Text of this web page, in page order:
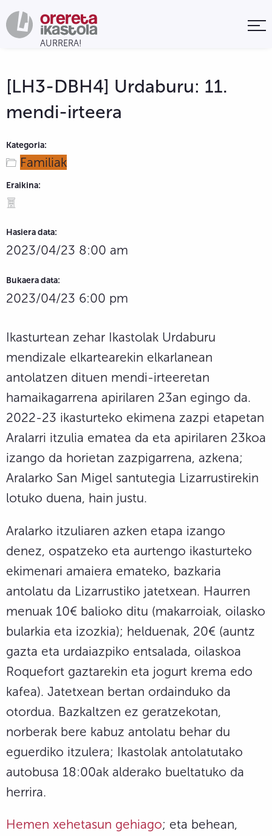
[LH3-DBH4] Urdaburu: 11.
mendi-irteera
Kategoria:
Familiak
Eraikina:
Hasiera data:
2023/04/23 8:00 am
Bukaera data:
2023/04/23 6:00 pm
Ikasturtean zehar Ikastolak Urdaburu
mendizale elkartearekin elkarlanean
antolatzen dituen mendi-irteeretan
hamaikagarrena apirilaren 23an egingo da.
2022-23 ikasturteko ekimena zazpi etapetan
Aralarri itzulia ematea da eta apirilaren 23koa
izango da horietan zazpigarrena, azkena;
Aralarko San Migel santutegia Lizarrustirekin
lotuko duena, hain justu.
Aralarko itzuliaren azken etapa izango
denez, ospatzeko eta aurtengo ikasturteko
ekimenari amaiera emateko, bazkaria
antolatu da Lizarrustiko jatetxean. Haurren
menuak 10€ balioko ditu (makarroiak, oilasko
bularkia eta izozkia); helduenak, 20€ (auntz
gazta eta urdaiazpiko entsalada, oilaskoa
Roquefort gaztarekin eta jogurt krema edo
kafea). Jatetxean bertan ordainduko da
otordua. Bazkaltzen ez geratzekotan,
norberak bere kabuz antolatu behar du
eguerdiko itzulera; Ikastolak antolatutako
autobusa 18:00ak alderako bueltatuko da
herrira.
Hemen xehetasun gehiago; eta behean,